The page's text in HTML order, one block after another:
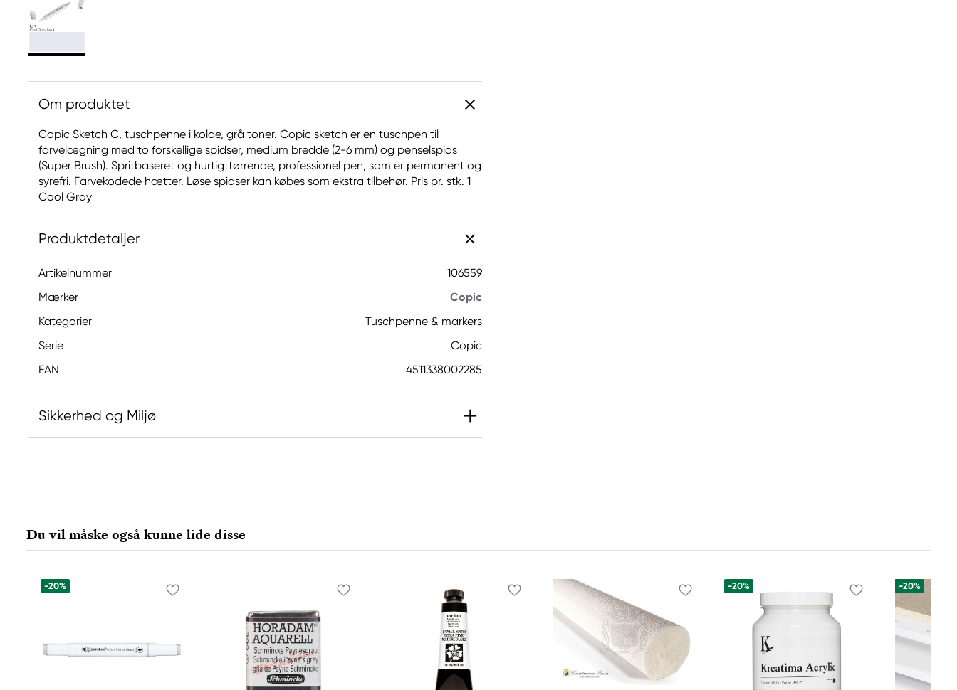
Om produktet
Copic Sketch C, tuschpenne i kolde, grå toner. Copic sketch er en tuschpen til
farvelægning med to forskellige spidser, medium bredde (2-6 mm) og penselspids
(Super Brush). Spritbaseret og hurtigttørrende, professionel pen, som er permanent og
syrefri. Farvekodede hætter. Løse spidser kan købes som ekstra tilbehør. Pris pr. stk. 1
Cool Gray
Produktdetaljer
Artikelnummer
106559
Mærker
Copic
Kategorier
Tuschpenne & markers
Serie
Copic
EAN
4511338002285
Sikkerhed og Miljø
65205 Wiesbaden, Germany
export@holtz-gmbh.de
Producent
Too Marker Products Inc.
Meguro Higashiyama Bldg., 1-4-4 Higashiyama, Meguro-ku
Du vil måske også kunne lide disse
-20% -20% -20%